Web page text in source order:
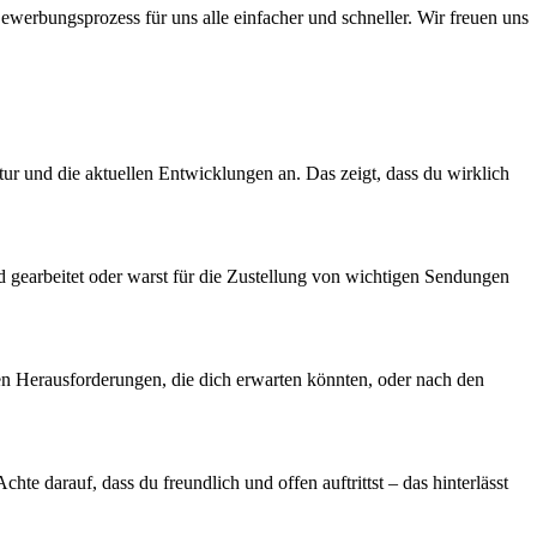
für uns alle einfacher und schneller. Wir freuen uns
und die aktuellen Entwicklungen an. Das zeigt, dass du wirklich
oder warst für die Zustellung von wichtigen Sendungen
Herausforderungen, die dich erwarten könnten, oder nach den
darauf, dass du freundlich und offen auftrittst – das hinterlässt